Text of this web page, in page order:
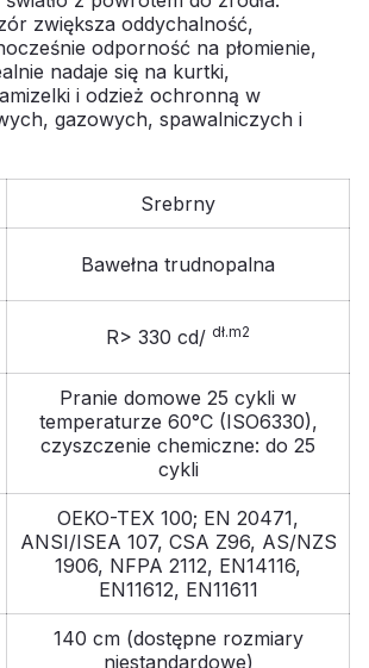
zwiększa oddychalność,
odporność na płomienie,
nadaje się na kurtki,
i odzież ochronną w
gazowych, spawalniczych i
Srebrny
Bawełna trudnopalna
R> 330 cd/ dł.m2
Pranie domowe 25 cykli w
temperaturze 60°C (ISO6330),
czyszczenie chemiczne: do 25
cykli
OEKO-TEX 100; EN 20471,
ANSI/ISEA 107, CSA Z96, AS/NZS
1906, NFPA 2112, EN14116,
EN11612, EN11611
140 cm (dostępne rozmiary
niestandardowe)